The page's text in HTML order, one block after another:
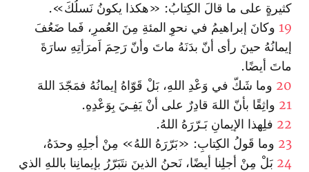
كثيرةٍ على ما قالَ الكِتابُ: «هكذا يكونُ نَسلُكَ».
19 وكانَ إبراهيمُ في نحوِ المئةِ مِنَ العُمرِ، فَما ضَعُفَ
إيمانُهُ حينَ رأى أنّ بدَنَهُ ماتَ وأنّ رَحِمَ اَمرَأتِهِ سارَةَ
ماتَ أيضًا.
20 وما شَكّ في وَعْدِ اللهِ، بَلْ قَوّاهُ إيمانُهُ فمَجّدَ اللهَ
21 واثِقًا بأنّ اللهَ قادِرٌ على أنْ يَفِـيَ بِوَعْدِهِ.
22 فلِهذا الإيمانِ بَـرّرَهُ اللهُ.
23 وما قَولُ الكِتابِ: «بَرّرَهُ اللهُ» مِنْ أجلِهِ وحدَهُ،
24 بَلْ مِنْ أجلِنا أيضًا، نَحنُ الذينَ نتَبَرّرُ بإيمانِنا باللهِ الذي